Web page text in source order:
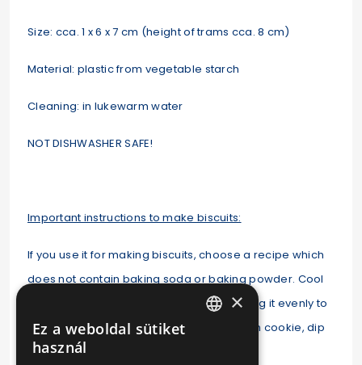
Size: cca. 1 x 6 x 7 cm (height of trams cca. 8 cm)
Material: plastic from vegetable starch
Cleaning: in lukewarm water
NOT DISHWASHER SAFE!
Important instructions to make biscuits:
If you use it for making biscuits, choose a recipe which
does not contain baking soda or baking powder. Cool
the dough at least 30 minutes before rolling it evenly to
4-5 mm thickness and before cutting each cookie, dip
the cutter in flour to make cutting easier.
×
Ez a weboldal sütiket
használ